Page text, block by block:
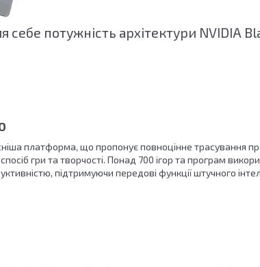
себе потужність архітектури NVIDIA
платформа, що пропонує повноцінне трасування
гри та творчості. Понад 700 ігор та програм
підтримуючи передові функції штучного